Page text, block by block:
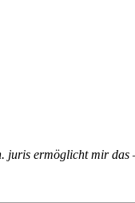
juris ermöglicht mir